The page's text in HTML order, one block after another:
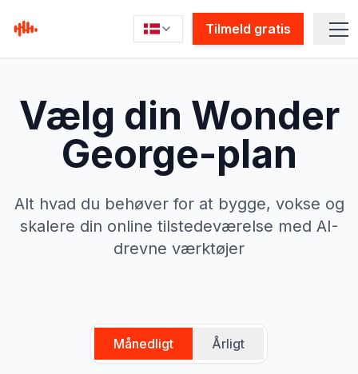
Tilmeld gratis
Vælg din Wonder
George-plan
Alt hvad du behøver for at bygge, vokse og
skalere din online tilstedeværelse med AI-
drevne værktøjer
Månedligt Årligt